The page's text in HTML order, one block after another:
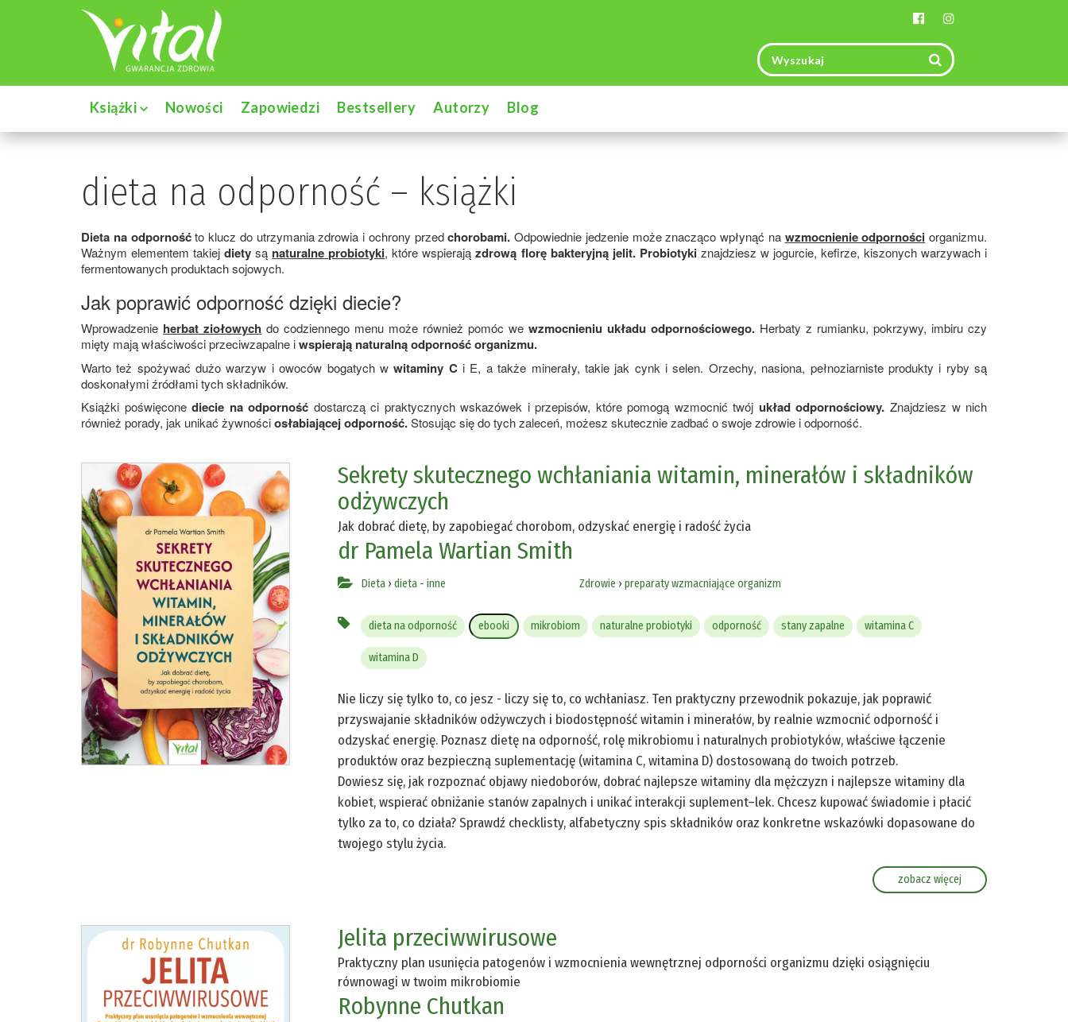
Książki Nowości Zapowiedzi Bestsellery Autorzy Blog
dieta na odporność – książki
Dieta na odpornośćto klucz do utrzymania zdrowia i ochrony przedchorobami. Odpowiednie jedzenie może znacząco wpłynąć na wzmocnienie odporności organizmu.
Ważnym elementem takiejdiety są naturalne probiotyki, które wspierajązdrową florę bakteryjną jelit. Probiotykiznajdziesz w jogurcie, kefirze, kiszonych warzywach i
fermentowanych produktach sojowych.
Jak poprawić odporność dzięki diecie?
Wprowadzenie herbat ziołowych do codziennego menu może również pomóc we wzmocnieniu układu odpornościowego. Herbaty z rumianku, pokrzywy, imbiru czy
mięty mają właściwości przeciwzapalne iwspierają naturalną odporność organizmu.
Warto też spożywać dużo warzyw i owoców bogatych wwitaminy Ci E, a także minerały, takie jak cynk i selen. Orzechy, nasiona, pełnoziarniste produkty i ryby są
doskonałymi źródłami tych składników.
Książki poświęconediecie na odporność dostarczą ci praktycznych wskazówek i przepisów, które pomogą wzmocnić twój układ odpornościowy. Znajdziesz w nich
również porady, jak unikać żywnościosłabiającej odporność.Stosując się do tych zaleceń, możesz skutecznie zadbać o swoje zdrowie i odporność.
Sekrety skutecznego wchłaniania witamin, minerałów i składników
odżywczych
Jak dobrać dietę, by zapobiegać chorobom, odzyskać energię i radość życia
dr Pamela Wartian Smith
Dieta› dieta - inne Zdrowie › preparaty wzmacniające organizm
dieta na odporność ebooki mikrobiom naturalne probiotyki odporność stany zapalne witamina C
witamina D
Nie liczy się tylko to, co jesz - liczy się to, co wchłaniasz. Ten praktyczny przewodnik pokazuje, jak poprawić
przyswajanie składników odżywczych i biodostępność witamin i minerałów, by realnie wzmocnić odporność i
odzyskać energię. Poznasz dietę na odporność, rolę mikrobiomu i naturalnych probiotyków, właściwe łączenie
produktów oraz bezpieczną suplementację (witamina C, witamina D) dostosowaną do twoich potrzeb.
Dowiesz się, jak rozpoznać objawy niedoborów, dobrać najlepsze witaminy dla mężczyzn i najlepsze witaminy dla
kobiet, wspierać obniżanie stanów zapalnych i unikać interakcji suplement–lek. Chcesz kupować świadomie i płacić
tylko za to, co działa? Sprawdź checklisty, alfabetyczny spis składników oraz konkretne wskazówki dopasowane do
twojego stylu życia.
zobacz więcej
Jelita przeciwwirusowe
Praktyczny plan usunięcia patogenów i wzmocnienia wewnętrznej odporności organizmu dzięki osiągnięciu
równowagi w twoim mikrobiomie
Robynne Chutkan